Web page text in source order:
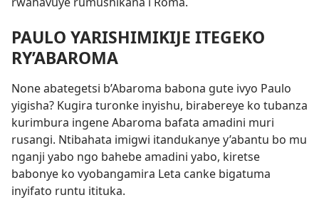
PAULO YARISHIMIKIJE ITEGEKO
RY’ABAROMA
None abategetsi b’Abaroma babona gute ivyo Paulo
yigisha? Kugira turonke inyishu, birabereye ko tubanza
kurimbura ingene Abaroma bafata amadini muri
rusangi. Ntibahata imigwi itandukanye y’abantu bo mu
nganji yabo ngo bahebe amadini yabo, kiretse
babonye ko vyobangamira Leta canke bigatuma
inyifato runtu itituka.